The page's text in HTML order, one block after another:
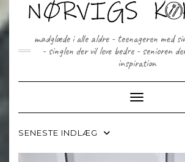
content
madglæde i alle aldre - teenageren med
- singlen der vil leve bedre - senioren
inspiration
Toggle
SENESTE INDLÆG